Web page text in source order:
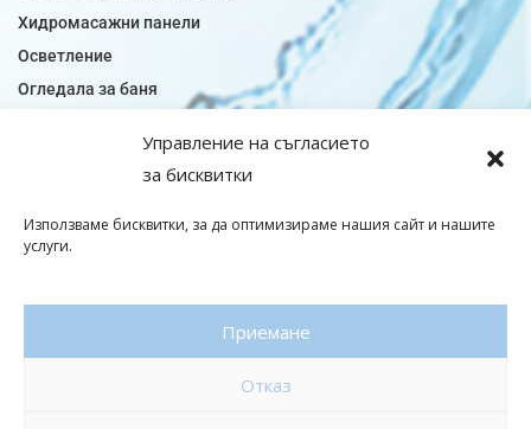
Управление на съгласието
за бисквитки
Използваме бисквитки, за да оптимизираме нашия сайт и нашите
услуги.
Приемане
Отказ
Хидромасажни панели
Осветление
Огледала за баня
Плочки за кухня
Подови лентова сифони
Подови плочки
Политика за поверителност